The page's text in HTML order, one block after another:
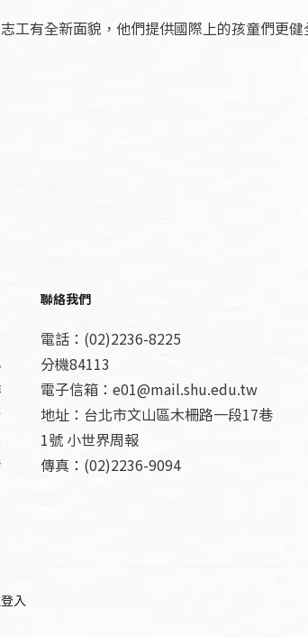
工有全新面貌，他們提供國際上的孩童們更
聯絡我們
電話：(02)2236-8225
分機84113
電子信箱：e01@mail.shu.edu.tw
地址：台北市文山區木柵路一段17巷
1號 小世界周報
傳真：(02)2236-9094
入